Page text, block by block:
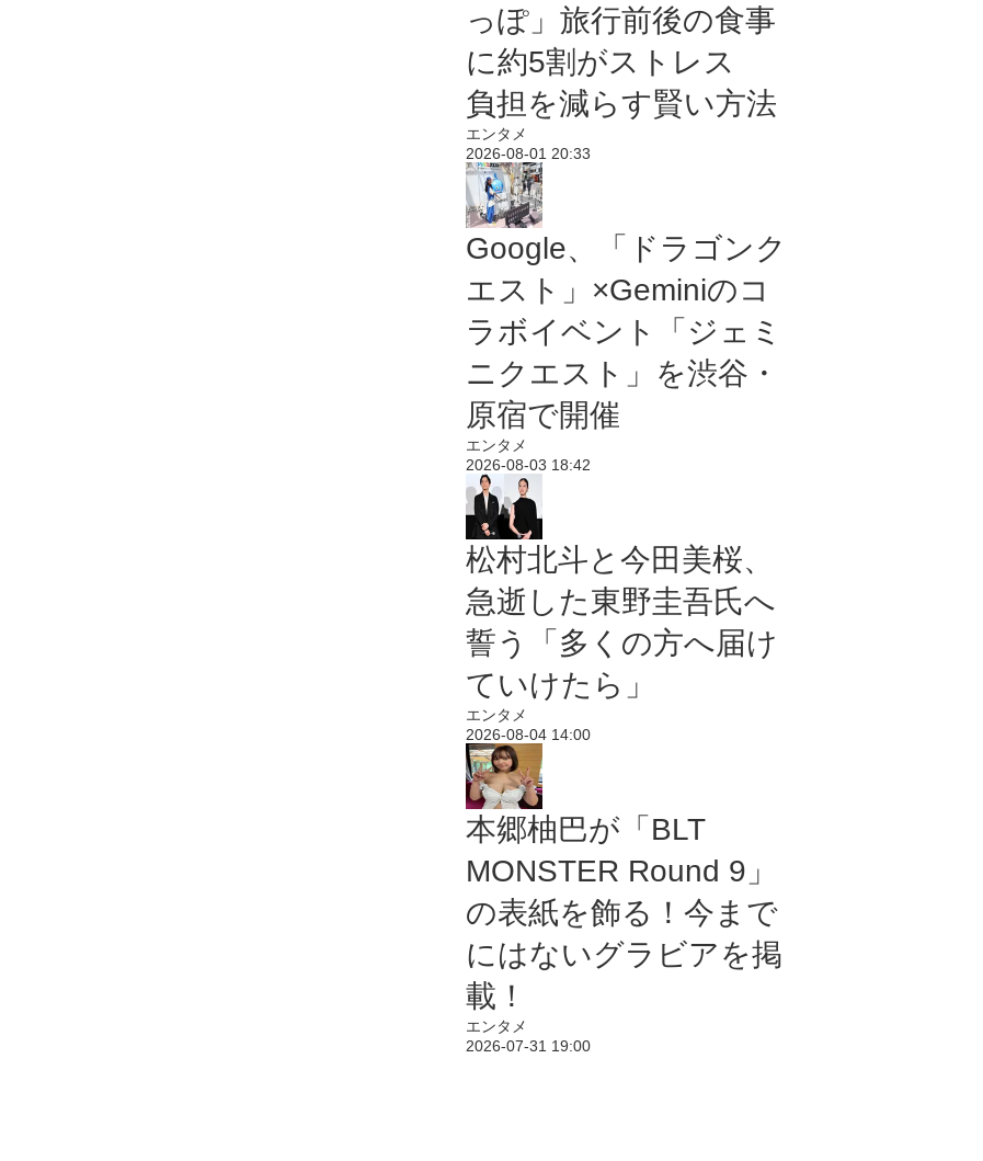
っぽ」旅行前後の食事
に約5割がストレス
負担を減らす賢い方法
エンタメ
2026-08-01 20:33
Google、「ドラゴンク
エスト」×Geminiのコ
ラボイベント「ジェミ
ニクエスト」を渋谷・
原宿で開催
エンタメ
2026-08-03 18:42
松村北斗と今田美桜、
急逝した東野圭吾氏へ
誓う「多くの方へ届け
ていけたら」
エンタメ
2026-08-04 14:00
本郷柚巴が「BLT
MONSTER Round 9」
の表紙を飾る！今まで
にはないグラビアを掲
載！
エンタメ
2026-07-31 19:00